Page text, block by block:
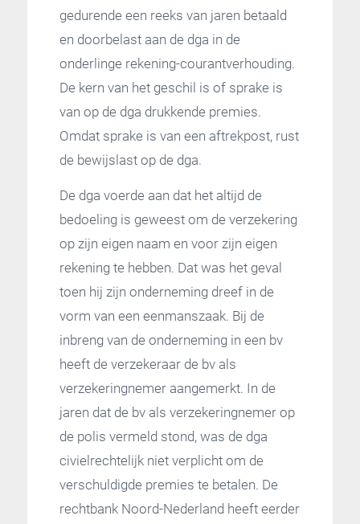
gedurende een reeks van jaren betaald
en doorbelast aan de dga in de
onderlinge rekening-courantverhouding.
De kern van het geschil is of sprake is
van op de dga drukkende premies.
Omdat sprake is van een aftrekpost, rust
de bewijslast op de dga.
De dga voerde aan dat het altijd de
bedoeling is geweest om de verzekering
op zijn eigen naam en voor zijn eigen
rekening te hebben. Dat was het geval
toen hij zijn onderneming dreef in de
vorm van een eenmanszaak. Bij de
inbreng van de onderneming in een bv
heeft de verzekeraar de bv als
verzekeringnemer aangemerkt. In de
jaren dat de bv als verzekeringnemer op
de polis vermeld stond, was de dga
civielrechtelijk niet verplicht om de
verschuldigde premies te betalen. De
rechtbank Noord-Nederland heeft eerder